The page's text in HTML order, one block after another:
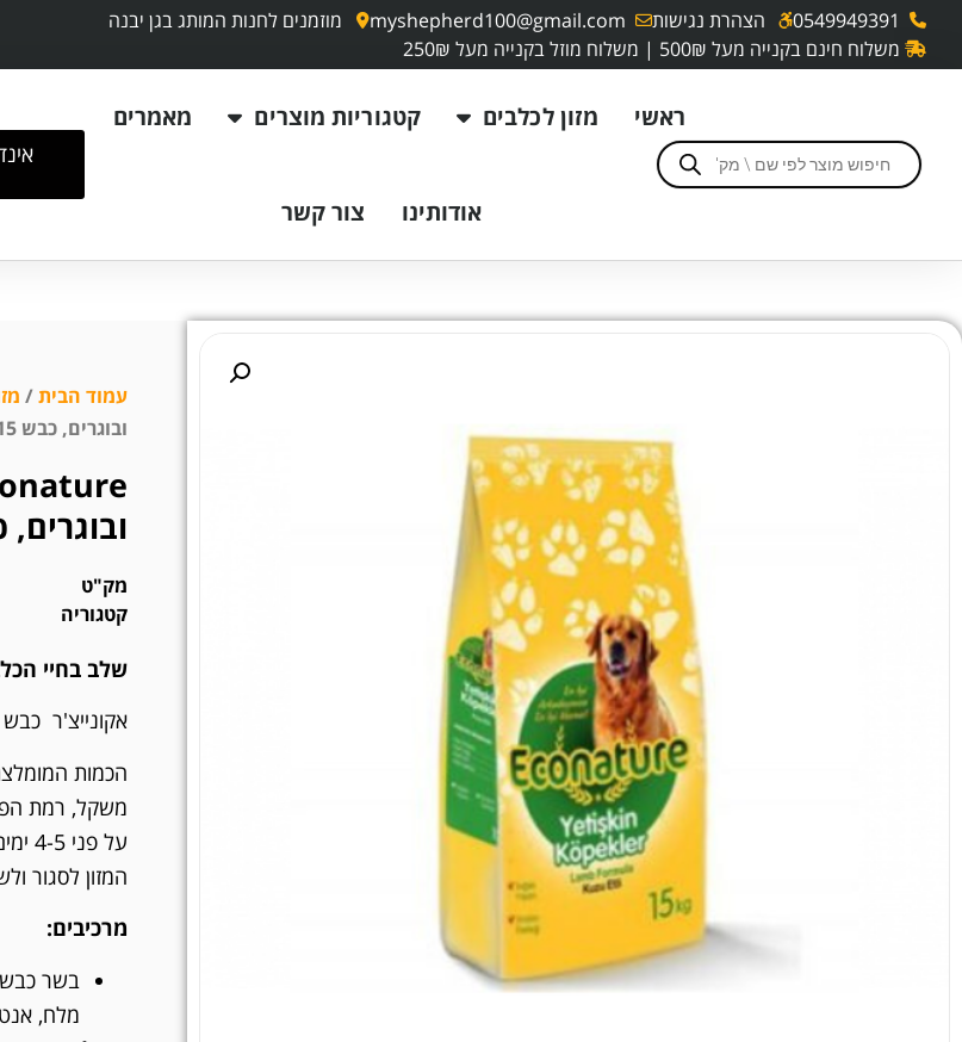
0549949391 הצהרת נגישות myshepherd100@gmail.com
מוזמנים לחנות המותג בגן יבנה
משלוח חינם בקנייה מעל 500₪ | משלוח מוזל בקנייה מעל 250₪
ראשי מזון לכלבים קטגוריות מוצרים מאמרים
אודותינו צור קשר
עמוד הבית/
ובוגרים, כבש 15 ק"ג
ובוגרים,
מק"ט
קטגוריה
שלב בחיי
אקונייצ'ר כבש 15 ק"ג
הכמות
משקל, רמת
על
המזון לסגור
מרכיבים:
בשר
מלח,